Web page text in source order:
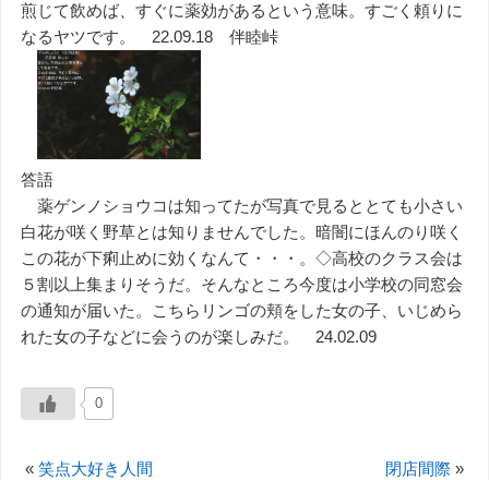
煎じて飲めば、すぐに薬効があるという意味。すごく頼りに
なるヤツです。 22.09.18 伴睦峠
答語
薬ゲンノショウコは知ってたが写真で見るととても小さい
白花が咲く野草とは知りませんでした。暗闇にほんのり咲く
この花が下痢止めに効くなんて・・・。◇高校のクラス会は
５割以上集まりそうだ。そんなところ今度は小学校の同窓会
の通知が届いた。こちらリンゴの頬をした女の子、いじめら
れた女の子などに会うのが楽しみだ。 24.02.09
0
« 笑点大好き人間 閉店間際 »